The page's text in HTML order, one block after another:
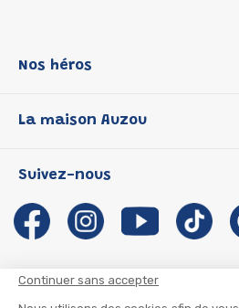
Continuer sans accepter
Nos héros
P'tit Loup
Les Influenceuses
Migali
Petite Taupe
La maison Auzou
Notre histoire
Auzou s'engage
Auteurs et illustrateurs Auzou
Suivez-nous